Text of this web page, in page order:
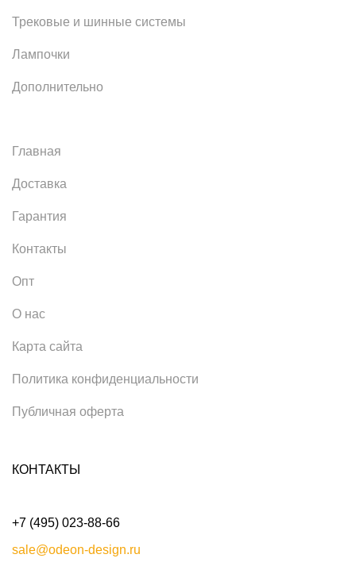
Трековые и шинные системы
Лампочки
Дополнительно
Главная
Доставка
Гарантия
Контакты
Опт
О нас
Карта сайта
Политика конфиденциальности
Публичная оферта
КОНТАКТЫ
+7 (495) 023-88-66
sale@odeon-design.ru